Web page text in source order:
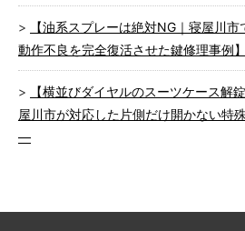
【油系スプレーは絶対NG｜寝屋川
動作不良を完全復活させた鍵修理事例】
【横並びダイヤルのスーツケース解
屋川市が対応した片側だけ開かない特
―